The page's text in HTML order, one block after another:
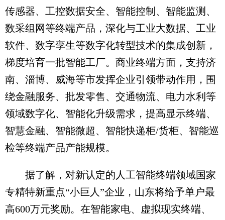
传感器、工控数据安全、智能控制、智能监测、
数采组网等终端产品，深化与工业大数据、工业
软件、数字孪生等数字化转型技术的集成创新，
梯度培育一批智能工厂。商业终端方面，支持济
南、淄博、威海等市发挥企业引领带动作用，围
绕金融服务、批发零售、交通物流、电力水利等
领域数字化、智能化升级需求，提高显示终端、
智慧金融、智能微超、智能快递柜/货柜、智能巡
检等终端产品产能规模。
据了解，对新认定的人工智能终端领域国家
专精特新重点“小巨人”企业，山东将给予单户最
高600万元奖励。在智能家电、虚拟现实终端、